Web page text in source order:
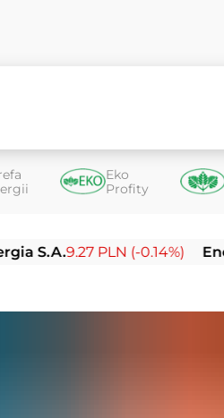
Eko
Profity
9.27 PLN (-0.14%) Enea S.A.